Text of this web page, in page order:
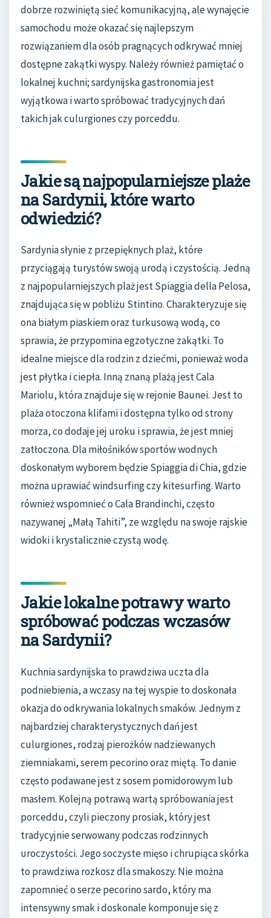
dobrze rozwiniętą sieć komunikacyjną, ale wynajęcie
samochodu może okazać się najlepszym
rozwiązaniem dla osób pragnących odkrywać mniej
dostępne zakątki wyspy. Należy również pamiętać o
lokalnej kuchni; sardynijska gastronomia jest
wyjątkowa i warto spróbować tradycyjnych dań
takich jak culurgiones czy porceddu.
Jakie są najpopularniejsze plaże
na Sardynii, które warto
odwiedzić?
Sardynia słynie z przepięknych plaż, które
przyciągają turystów swoją urodą i czystością. Jedną
z najpopularniejszych plaż jest Spiaggia della Pelosa,
znajdująca się w pobliżu Stintino. Charakteryzuje się
ona białym piaskiem oraz turkusową wodą, co
sprawia, że przypomina egzotyczne zakątki. To
idealne miejsce dla rodzin z dziećmi, ponieważ woda
jest płytka i ciepła. Inną znaną plażą jest Cala
Mariolu, która znajduje się w rejonie Baunei. Jest to
plaża otoczona klifami i dostępna tylko od strony
morza, co dodaje jej uroku i sprawia, że jest mniej
zatłoczona. Dla miłośników sportów wodnych
doskonałym wyborem będzie Spiaggia di Chia, gdzie
można uprawiać windsurfing czy kitesurfing. Warto
również wspomnieć o Cala Brandinchi, często
nazywanej „Małą Tahiti”, ze względu na swoje rajskie
widoki i krystalicznie czystą wodę.
Jakie lokalne potrawy warto
spróbować podczas wczasów
na Sardynii?
Kuchnia sardynijska to prawdziwa uczta dla
podniebienia, a wczasy na tej wyspie to doskonała
okazja do odkrywania lokalnych smaków. Jednym z
najbardziej charakterystycznych dań jest
culurgiones, rodzaj pierożków nadziewanych
ziemniakami, serem pecorino oraz miętą. To danie
często podawane jest z sosem pomidorowym lub
masłem. Kolejną potrawą wartą spróbowania jest
porceddu, czyli pieczony prosiak, który jest
tradycyjnie serwowany podczas rodzinnych
uroczystości. Jego soczyste mięso i chrupiąca skórka
to prawdziwa rozkosz dla smakoszy. Nie można
zapomnieć o serze pecorino sardo, który ma
intensywny smak i doskonale komponuje się z